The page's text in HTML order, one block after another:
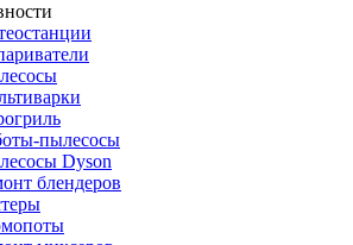
пылесосы
Dyson
блендеров